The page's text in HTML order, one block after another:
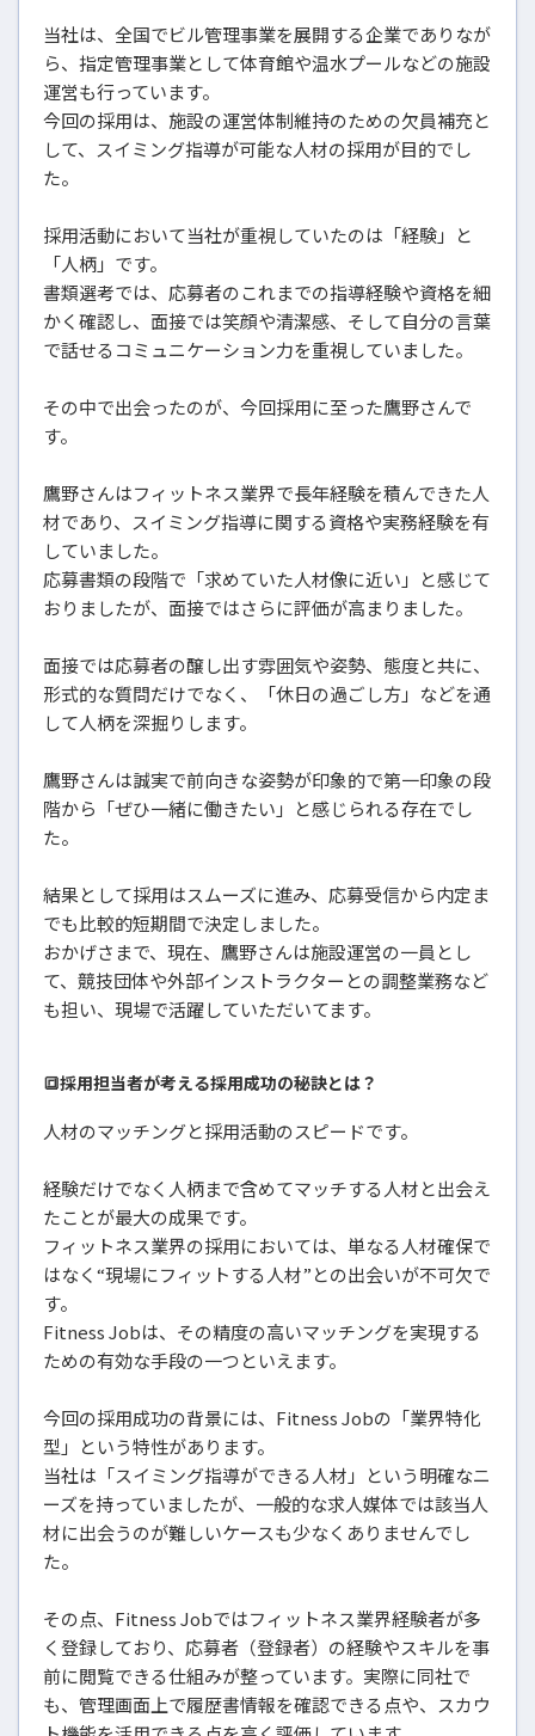
当社は、全国でビル管理事業を展開する企業でありなが
ら、指定管理事業として体育館や温水プールなどの施設
運営も行っています。
今回の採用は、施設の運営体制維持のための欠員補充と
して、スイミング指導が可能な人材の採用が目的でし
た。
採用活動において当社が重視していたのは「経験」と
「人柄」です。
書類選考では、応募者のこれまでの指導経験や資格を細
かく確認し、面接では笑顔や清潔感、そして自分の言葉
で話せるコミュニケーション力を重視していました。
その中で出会ったのが、今回採用に至った鷹野さんで
す。
鷹野さんはフィットネス業界で長年経験を積んできた人
材であり、スイミング指導に関する資格や実務経験を有
していました。
応募書類の段階で「求めていた人材像に近い」と感じて
おりましたが、面接ではさらに評価が高まりました。
面接では応募者の醸し出す雰囲気や姿勢、態度と共に、
形式的な質問だけでなく、「休日の過ごし方」などを通
して人柄を深掘りします。
鷹野さんは誠実で前向きな姿勢が印象的で第一印象の段
階から「ぜひ一緒に働きたい」と感じられる存在でし
た。
結果として採用はスムーズに進み、応募受信から内定ま
でも比較的短期間で決定しました。
おかげさまで、現在、鷹野さんは施設運営の一員とし
て、競技団体や外部インストラクターとの調整業務など
も担い、現場で活躍していただいてます。
🔳採用担当者が考える採用成功の秘訣とは？
人材のマッチングと採用活動のスピードです。
経験だけでなく人柄まで含めてマッチする人材と出会え
たことが最大の成果です。
フィットネス業界の採用においては、単なる人材確保で
はなく“現場にフィットする人材”との出会いが不可欠で
す。
Fitness Jobは、その精度の高いマッチングを実現する
ための有効な手段の一つといえます。
今回の採用成功の背景には、Fitness Jobの「業界特化
型」という特性があります。
当社は「スイミング指導ができる人材」という明確なニ
ーズを持っていましたが、一般的な求人媒体では該当人
材に出会うのが難しいケースも少なくありませんでし
た。
その点、Fitness Jobではフィットネス業界経験者が多
く登録しており、応募者（登録者）の経験やスキルを事
前に閲覧できる仕組みが整っています。実際に同社で
も、管理画面上で履歴書情報を確認できる点や、スカウ